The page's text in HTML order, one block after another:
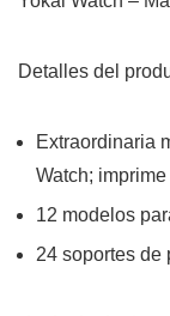
Detalles del
Extraordinaria
Watch;
12 modelos
24 soportes de